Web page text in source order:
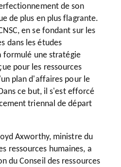
de son
de plus en plus flagrante.
en se fondant sur les
dans les études
formulé une stratégie
pour les ressources
plan d'affaires pour le
ce but, il s'est efforcé
triennal de départ
Axworthy, ministre du
ressources humaines, a
du Conseil des ressources